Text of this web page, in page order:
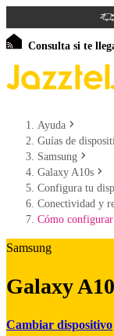
Consulta si te
Ayuda
Guías de
Samsung
Galaxy A10s
Configura tu
Conectividad y
Cómo
Samsung
Galaxy
Cambiar dispositivo